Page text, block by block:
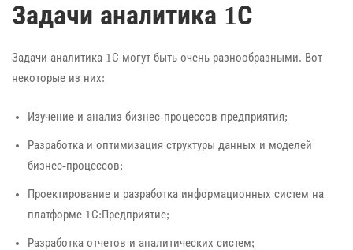
Задачи аналитика 1С
Задачи аналитика 1С могут быть очень разнообразными. Вот
некоторые из них:
Изучение и анализ бизнес-процессов предприятия;
Разработка и оптимизация структуры данных и моделей
бизнес-процессов;
Проектирование и разработка информационных систем на
платформе 1С:Предприятие;
Разработка отчетов и аналитических систем;